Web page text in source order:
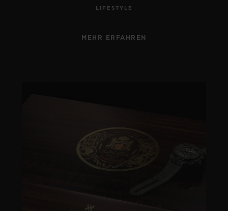
LIFESTYLE
MEHR ERFAHREN